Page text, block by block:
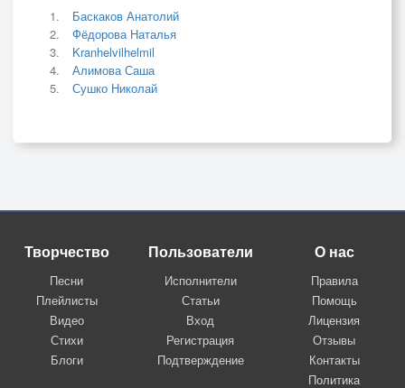
Баскаков Анатолий
Фёдорова Наталья
Kranhelvilhelmil
Алимова Саша
Сушко Николай
Творчество
Песни
Плейлисты
Видео
Стихи
Блоги
Пользователи
Исполнители
Статьи
Вход
Регистрация
Подтверждение
О нас
Правила
Помощь
Лицензия
Отзывы
Контакты
Политика